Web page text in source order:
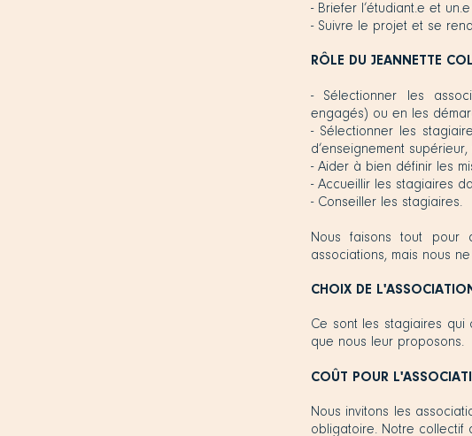
- Briefer l’étudiant.e et
- Suivre le projet et se
RÔLE DU JEANNETTE
- Sélectionner les
engagés) ou en les
- Sélectionner les
d’enseignement
- Aider à bien définir les
- Accueillir les stagiaires
- Conseiller les stagiaires.
Nous faisons tout pour
associations, mais nous
CHOIX DE
Ce sont les stagiaires qui
que nous leur proposons.
COÛT POUR
Nous invitons les
obligatoire. Notre collectif